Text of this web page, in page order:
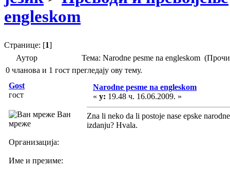
engleskom
Странице: [1]
Аутор
Тема: Narodne pesme na engleskom
0 чланова и 1 гост прегледају ову тему.
Gost
гост
Ван
мреже
Организација:
Име и презиме:
Narodne pesme na engleskom
« у: 19.48 ч. 16.06.2009. »
Zna li neko da li postoje nase epske
izdanju? Hvala.